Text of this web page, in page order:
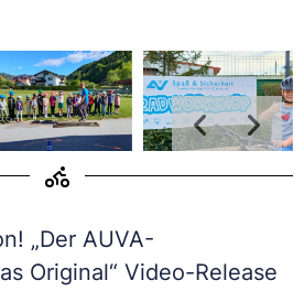
„Der AUVA-
Original“ Video-Release